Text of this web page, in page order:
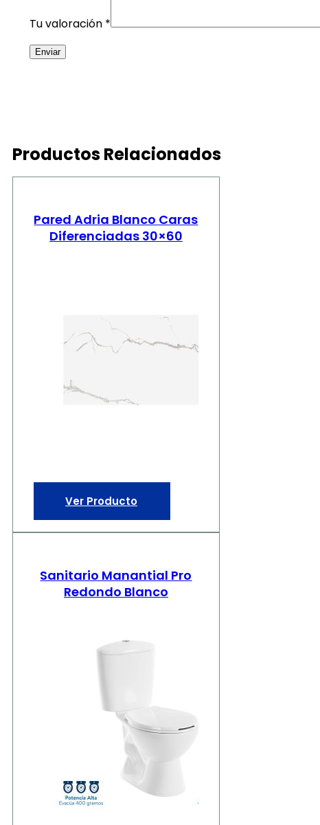
Tu valoración *
Productos Relacionados
Pared Adria Blanco Caras
Diferenciadas 30×60
Ver Producto
Sanitario Manantial Pro
Redondo Blanco